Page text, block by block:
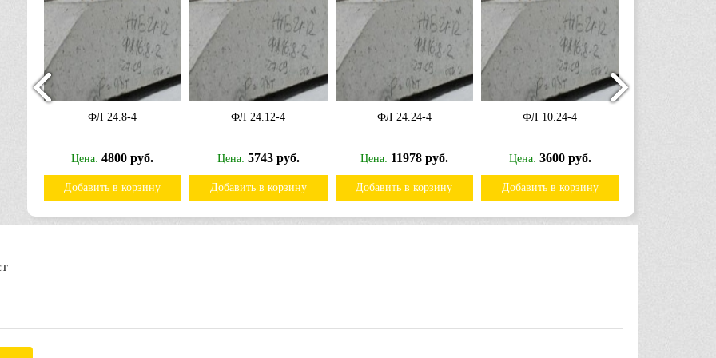
ФЛ 24.8-4
Цена:4800 руб.
Добавить в корзину
ФЛ 24.12-4
Цена: 5743 руб.
Добавить в корзину
ФЛ 24.24-4
Цена: 11978 руб.
Добавить в корзину
ФЛ 10.24-4
Цена: 3600 руб.
Добавить в корзину